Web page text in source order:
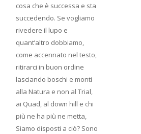
cosa che è successa e sta
succedendo. Se vogliamo
rivedere il lupo e
quant’altro dobbiamo,
come accennato nel testo,
ritirarci in buon ordine
lasciando boschi e monti
alla Natura e non al Trial,
ai Quad, al down hill e chi
più ne ha più ne metta,
Siamo disposti a ciò? Sono